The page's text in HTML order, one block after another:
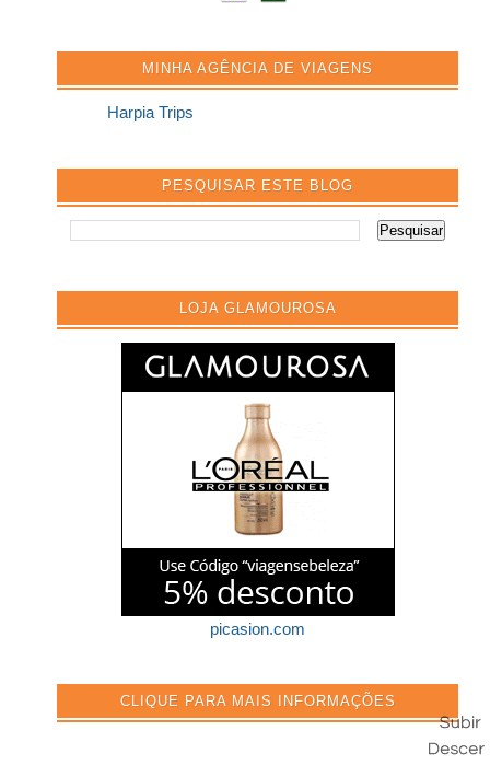
MINHA AGÊNCIA DE VIAGENS
Harpia Trips
PESQUISAR ESTE BLOG
LOJA GLAMOUROSA
picasion.com
CLIQUE PARA MAIS INFORMAÇÕES